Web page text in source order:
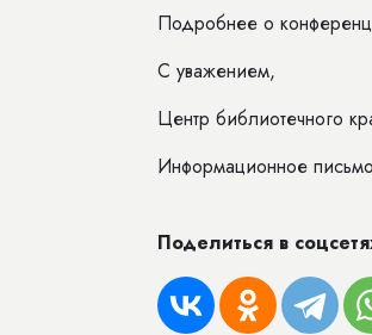
Подробнее о
С уважением,
Центр библиотечного
Информационное
Поделиться в